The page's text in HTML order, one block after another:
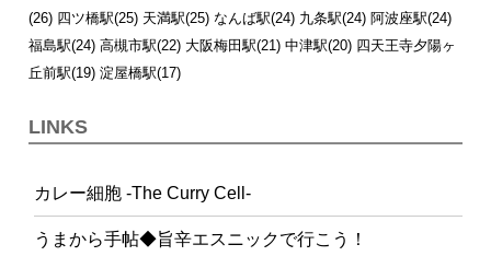
(26) 四ツ橋駅(25) 天満駅(25) なんば駅(24) 九条駅(24) 阿波座駅(24)
福島駅(24) 高槻市駅(22) 大阪梅田駅(21) 中津駅(20) 四天王寺夕陽ヶ
丘前駅(19) 淀屋橋駅(17)
LINKS
カレー細胞 -The Curry Cell-
うまから手帖◆旨辛エスニックで行こう！